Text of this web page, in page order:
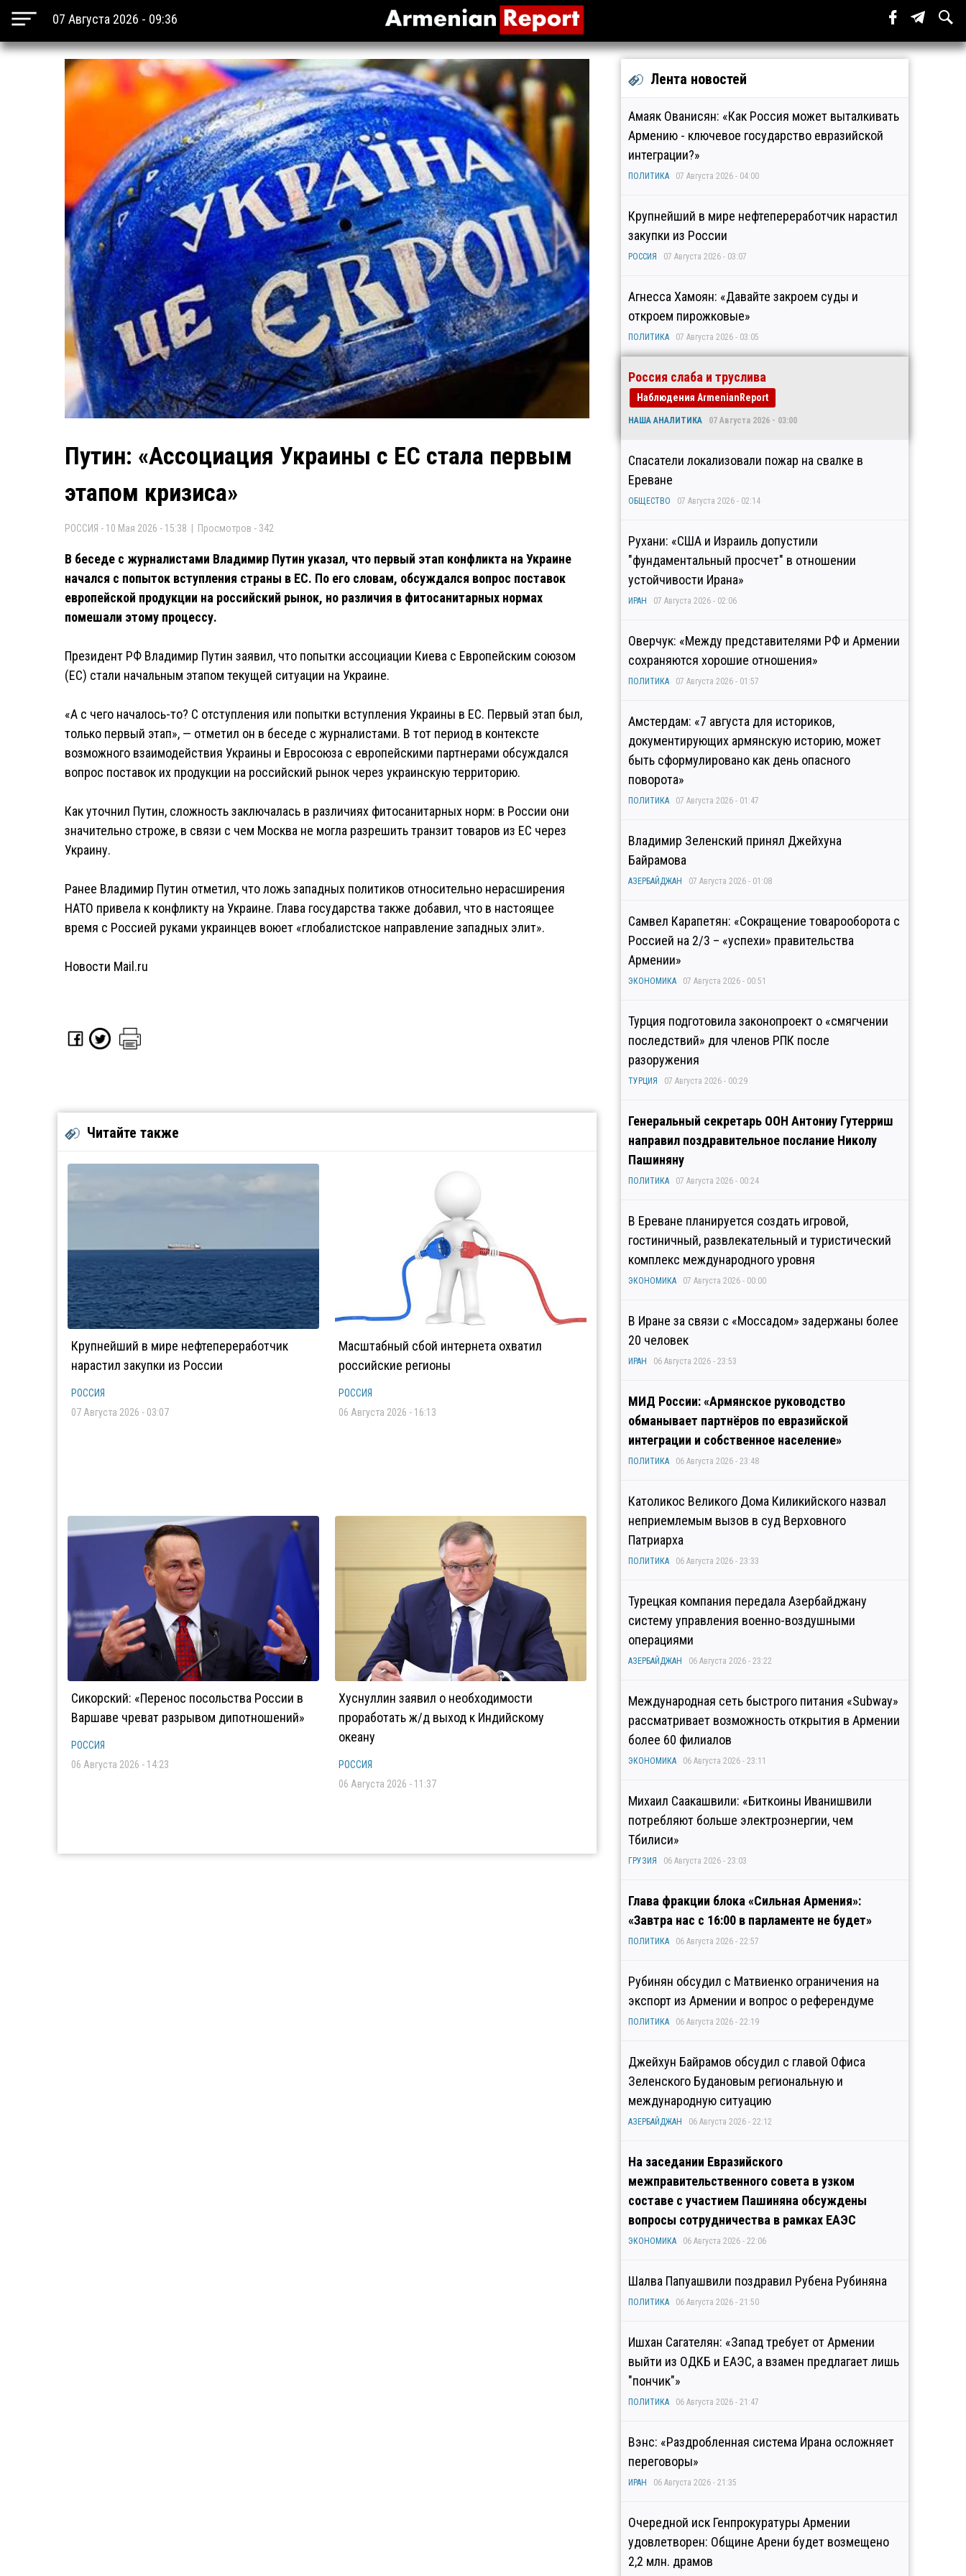
07 Августа 2026 - 09:36
Путин: «Ассоциация Украины с ЕС стала первым
этапом кризиса»
РОССИЯ - 10 Мая 2026 - 15:38 | Просмотров - 342
В беседе с журналистами Владимир Путин указал, что первый этап конфликта на Украине
начался с попыток вступления страны в ЕС. По его словам, обсуждался вопрос поставок
европейской продукции на российский рынок, но различия в фитосанитарных нормах
помешали этому процессу.
Президент РФ Владимир Путин заявил, что попытки ассоциации Киева с Европейским союзом
(ЕС) стали начальным этапом текущей ситуации на Украине.
«А с чего началось-то? С отступления или попытки вступления Украины в ЕС. Первый этап был,
только первый этап», — отметил он в беседе с журналистами. В тот период в контексте
возможного взаимодействия Украины и Евросоюза с европейскими партнерами обсуждался
вопрос поставок их продукции на российский рынок через украинскую территорию.
Как уточнил Путин, сложность заключалась в различиях фитосанитарных норм: в России они
значительно строже, в связи с чем Москва не могла разрешить транзит товаров из ЕС через
Украину.
Ранее Владимир Путин отметил, что ложь западных политиков относительно нерасширения
НАТО привела к конфликту на Украине. Глава государства также добавил, что в настоящее
время с Россией руками украинцев воюет «глобалистское направление западных элит».
Новости Mail.ru
Читайте также
Крупнейший в мире нефтепереработчик
нарастил закупки из России
РОССИЯ
07 Августа 2026 - 03:07
Масштабный сбой интернета охватил
российские регионы
РОССИЯ
06 Августа 2026 - 16:13
Сикорский: «Перенос посольства России в
Варшаве чреват разрывом дипотношений»
РОССИЯ
06 Августа 2026 - 14:23
Хуснуллин заявил о необходимости
проработать ж/д выход к Индийскому
океану
РОССИЯ
06 Августа 2026 - 11:37
Лента новостей
Амаяк Ованисян: «Как Россия может выталкивать
Армению - ключевое государство евразийской
интеграции?»
ПОЛИТИКА 07 Августа 2026 - 04:00
Крупнейший в мире нефтепереработчик нарастил
закупки из России
РОССИЯ 07 Августа 2026 - 03:07
Агнесса Хамоян: «Давайте закроем суды и
откроем пирожковые»
ПОЛИТИКА 07 Августа 2026 - 03:05
Россия слаба и труслива
Наблюдения ArmenianReport
НАША АНАЛИТИКА 07 Августа 2026 - 03:00
Спасатели локализовали пожар на свалке в
Ереване
ОБЩЕСТВО 07 Августа 2026 - 02:14
Рухани: «США и Израиль допустили
"фундаментальный просчет" в отношении
устойчивости Ирана»
ИРАН 07 Августа 2026 - 02:06
Оверчук: «Между представителями РФ и Армении
сохраняются хорошие отношения»
ПОЛИТИКА 07 Августа 2026 - 01:57
Амстердам: «7 августа для историков,
документирующих армянскую историю, может
быть сформулировано как день опасного
поворота»
ПОЛИТИКА 07 Августа 2026 - 01:47
Владимир Зеленский принял Джейхуна
Байрамова
АЗЕРБАЙДЖАН 07 Августа 2026 - 01:08
Самвел Карапетян: «Сокращение товарооборота с
Россией на 2/3 – «успехи» правительства
Армении»
ЭКОНОМИКА 07 Августа 2026 - 00:51
Турция подготовила законопроект о «смягчении
последствий» для членов РПК после
разоружения
ТУРЦИЯ 07 Августа 2026 - 00:29
Генеральный секретарь ООН Антониу Гутерриш
направил поздравительное послание Николу
Пашиняну
ПОЛИТИКА 07 Августа 2026 - 00:24
В Ереване планируется создать игровой,
гостиничный, развлекательный и туристический
комплекс международного уровня
ЭКОНОМИКА 07 Августа 2026 - 00:00
В Иране за связи с «Моссадом» задержаны более
20 человек
ИРАН 06 Августа 2026 - 23:53
МИД России: «Армянское руководство
обманывает партнёров по евразийской
интеграции и собственное население»
ПОЛИТИКА 06 Августа 2026 - 23:48
Католикос Великого Дома Киликийского назвал
неприемлемым вызов в суд Верховного
Патриарха
ПОЛИТИКА 06 Августа 2026 - 23:33
Турецкая компания передала Азербайджану
систему управления военно-воздушными
операциями
АЗЕРБАЙДЖАН 06 Августа 2026 - 23:22
Международная сеть быстрого питания «Subway»
рассматривает возможность открытия в Армении
более 60 филиалов
ЭКОНОМИКА 06 Августа 2026 - 23:11
Михаил Саакашвили: «Биткоины Иванишвили
потребляют больше электроэнергии, чем
Тбилиси»
ГРУЗИЯ 06 Августа 2026 - 23:03
Глава фракции блока «Сильная Армения»:
«Завтра нас с 16:00 в парламенте не будет»
ПОЛИТИКА 06 Августа 2026 - 22:57
Рубинян обсудил с Матвиенко ограничения на
экспорт из Армении и вопрос о референдуме
ПОЛИТИКА 06 Августа 2026 - 22:19
Джейхун Байрамов обсудил с главой Офиса
Зеленского Будановым региональную и
международную ситуацию
АЗЕРБАЙДЖАН 06 Августа 2026 - 22:12
На заседании Евразийского
межправительственного совета в узком
составе с участием Пашиняна обсуждены
вопросы сотрудничества в рамках ЕАЭС
ЭКОНОМИКА 06 Августа 2026 - 22:06
Шалва Папуашвили поздравил Рубена Рубиняна
ПОЛИТИКА 06 Августа 2026 - 21:50
Ишхан Сагателян: «Запад требует от Армении
выйти из ОДКБ и ЕАЭС, а взамен предлагает лишь
"пончик"»
ПОЛИТИКА 06 Августа 2026 - 21:47
Вэнс: «Раздробленная система Ирана осложняет
переговоры»
ИРАН 06 Августа 2026 - 21:35
Очередной иск Генпрокуратуры Армении
удовлетворен: Общине Арени будет возмещено
2,2 млн. драмов